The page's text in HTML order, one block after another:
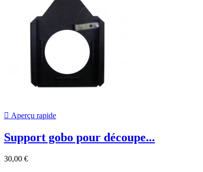
 Aperçu rapide
Support gobo pour découpe...
30,00 €